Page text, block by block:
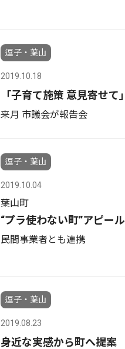
逗子・葉山
2019.10.18
「子育て施策 意見寄せて」
来月 市議会が報告会
逗子・葉山
2019.10.04
葉山町
“プラ使わない町”アピール
民間事業者とも連携
逗子・葉山
2019.08.23
身近な実感から町へ提案